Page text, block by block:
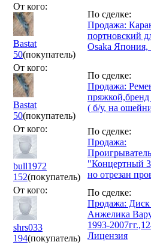
От кого:
Bastat
50(покупатель)
По сделке:
Продажа:
портновский
Osaka Япония,
От кого:
Bastat
50(покупатель)
По сделке:
Продажа:
( б/у, на
От кого:
bull1972
152(покупатель)
По сделке:
Продажа:
"Концертный
но отрезан
От кого:
shrs033
194(покупатель)
По сделке:
Продажа:
Анжелика
1993-
Лицензия